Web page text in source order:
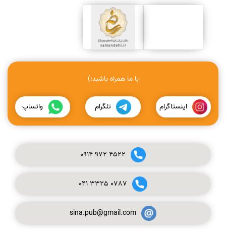
با ما همراه باشید:)
اینستاگرام تلگرام واتساپ
0914972 4522
041 3325 0787
sina.pub@gmail.com